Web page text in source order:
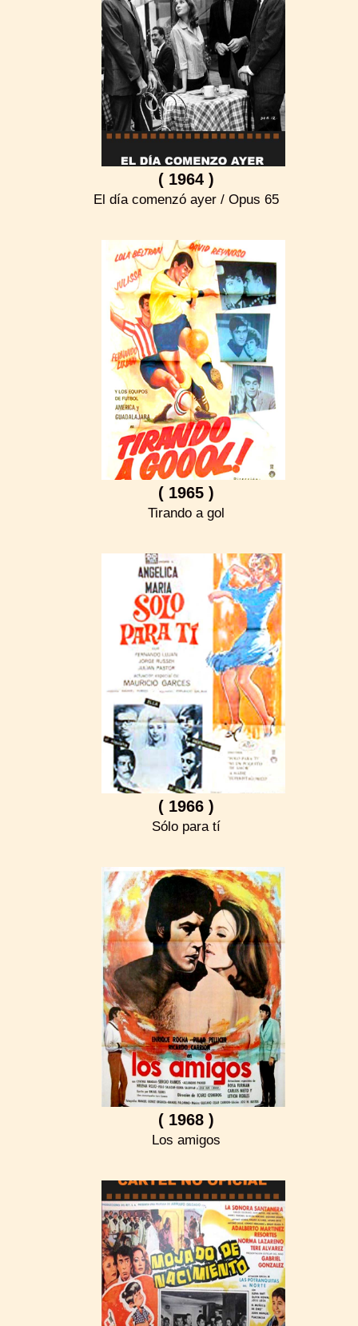
( 1964 )
El día comenzó ayer / Opus 65
( 1965 )
Tirando a gol
( 1966 )
Sólo para tí
( 1968 )
Los amigos